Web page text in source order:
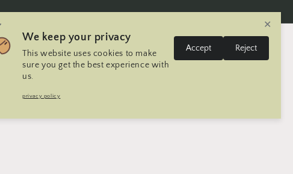
दे
श
/
क्षे
त्र
संयुक्त राज्य | USD $ भा
षा
नेपाली
लग
कार्ट
We keep your privacy
This website uses cookies to make
sure you get the best experience with
us.
privacy policy
Accept Reject
✕